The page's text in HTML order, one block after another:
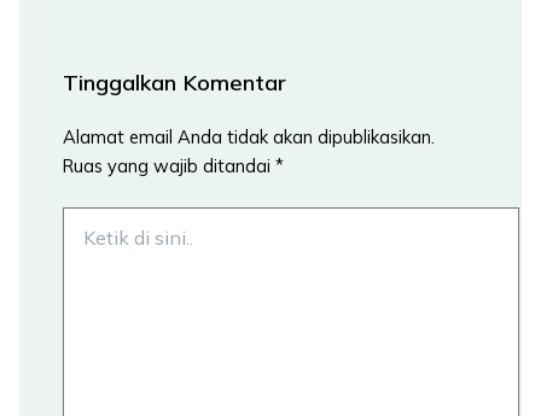
Tinggalkan Komentar
Alamat email Anda tidak akan dipublikasikan.
Ruas yang wajib ditandai*